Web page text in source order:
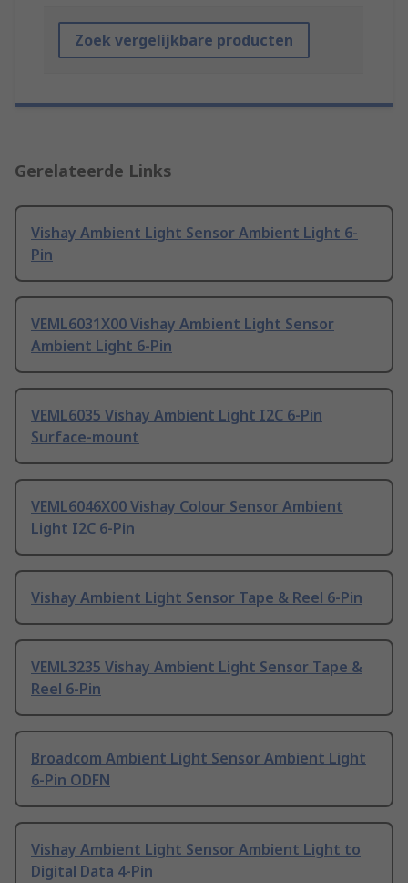
Zoek vergelijkbare producten
Gerelateerde Links
Vishay Ambient Light Sensor Ambient Light 6-
Pin
VEML6031X00 Vishay Ambient Light Sensor
Ambient Light 6-Pin
VEML6035 Vishay Ambient Light I2C 6-Pin
Surface-mount
VEML6046X00 Vishay Colour Sensor Ambient
Light I2C 6-Pin
Vishay Ambient Light Sensor Tape & Reel 6-Pin
VEML3235 Vishay Ambient Light Sensor Tape &
Reel 6-Pin
Broadcom Ambient Light Sensor Ambient Light
6-Pin ODFN
Vishay Ambient Light Sensor Ambient Light to
Digital Data 4-Pin